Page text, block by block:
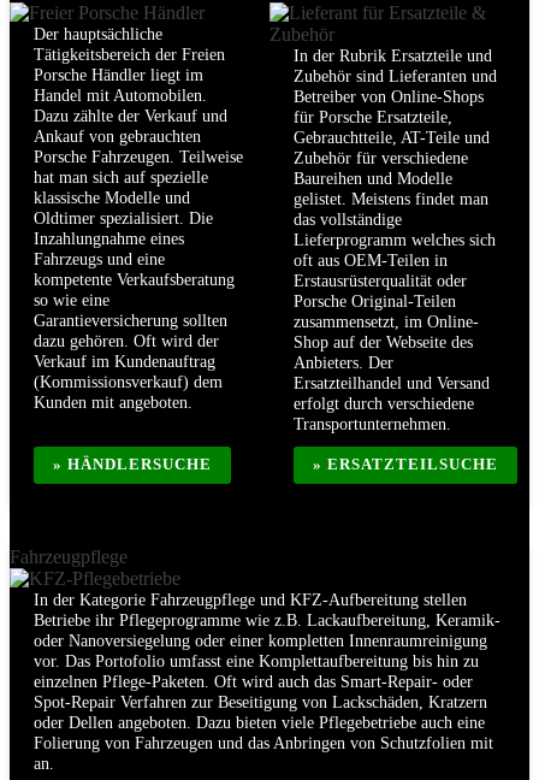
Der hauptsächliche
Tätigkeitsbereich der Freien
Porsche Händler liegt im
Handel mit Automobilen.
Dazu zählte der Verkauf und
Ankauf von gebrauchten
Porsche Fahrzeugen. Teilweise
hat man sich auf spezielle
klassische Modelle und
Oldtimer spezialisiert. Die
Inzahlungnahme eines
Fahrzeugs und eine
kompetente Verkaufsberatung
so wie eine
Garantieversicherung sollten
dazu gehören. Oft wird der
Verkauf im Kundenauftrag
(Kommissionsverkauf) dem
Kunden mit angeboten.
» HÄNDLERSUCHE
In der Rubrik Ersatzteile und
Zubehör sind Lieferanten und
Betreiber von Online-Shops
für Porsche Ersatzteile,
Gebrauchtteile, AT-Teile und
Zubehör für verschiedene
Baureihen und Modelle
gelistet. Meistens findet man
das vollständige
Lieferprogramm welches sich
oft aus OEM-Teilen in
Erstausrüsterqualität oder
Porsche Original-Teilen
zusammensetzt, im Online-
Shop auf der Webseite des
Anbieters. Der
Ersatzteilhandel und Versand
erfolgt durch verschiedene
Transportunternehmen.
» ERSATZTEILSUCHE
Fahrzeugpflege
In der Kategorie Fahrzeugpflege und KFZ-Aufbereitung stellen
Betriebe ihr Pflegeprogramme wie z.B. Lackaufbereitung, Keramik-
oder Nanoversiegelung oder einer kompletten Innenraumreinigung
vor. Das Portofolio umfasst eine Komplettaufbereitung bis hin zu
einzelnen Pflege-Paketen. Oft wird auch das Smart-Repair- oder
Spot-Repair Verfahren zur Beseitigung von Lackschäden, Kratzern
oder Dellen angeboten. Dazu bieten viele Pflegebetriebe auch eine
Folierung von Fahrzeugen und das Anbringen von Schutzfolien mit
an.